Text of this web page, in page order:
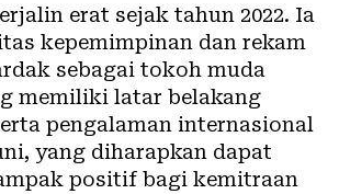
erat sejak tahun 2022. Ia
kepemimpinan dan rekam
sebagai tokoh muda
memiliki latar belakang
pengalaman internasional
yang diharapkan dapat
positif bagi kemitraan